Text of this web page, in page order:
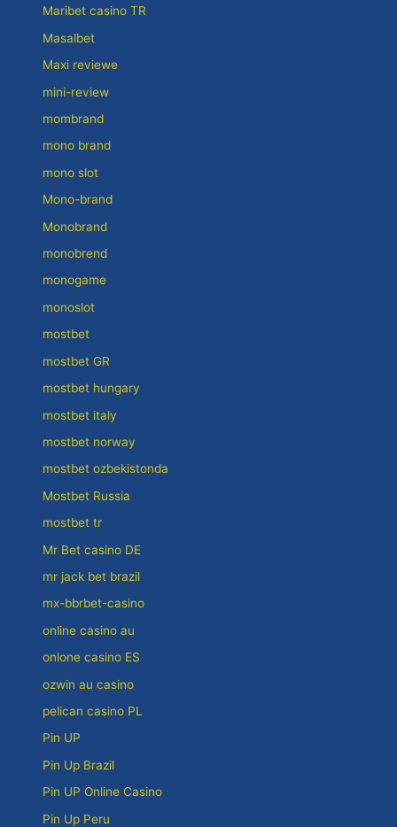
Maribet casino TR
Masalbet
Maxi reviewe
mini-review
mombrand
mono brand
mono slot
Mono-brand
Monobrand
monobrend
monogame
monoslot
mostbet
mostbet GR
mostbet hungary
mostbet italy
mostbet norway
mostbet ozbekistonda
Mostbet Russia
mostbet tr
Mr Bet casino DE
mr jack bet brazil
mx-bbrbet-casino
online casino au
onlone casino ES
ozwin au casino
pelican casino PL
Pin UP
Pin Up Brazil
Pin UP Online Casino
Pin Up Peru